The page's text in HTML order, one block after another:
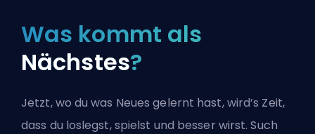
Was kommt als
Nächstes?
Jetzt, wo du was Neues gelernt hast, wird’s Zeit,
dass du loslegst, spielst und besser wirst. Such